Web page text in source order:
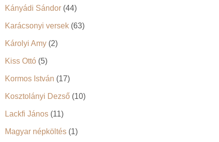
Kányádi Sándor (44)
Karácsonyi versek (63)
Károlyi Amy (2)
Kiss Ottó (5)
Kormos István (17)
Kosztolányi Dezső (10)
Lackfi János (11)
Magyar népköltés (1)